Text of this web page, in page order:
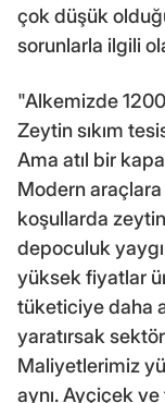
çok düşük
sorunlarla ilgili
"Alkemizde
Zeytin sıkım
Ama atıl bir
Modern
koşullarda
depoculuk
yüksek fiyatlar
tüketiciye daha
yaratırsak
Maliyetlerimiz
aynı. Ayçiçek